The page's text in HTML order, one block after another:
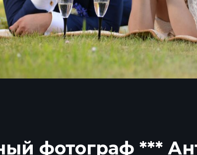
фотограф ***